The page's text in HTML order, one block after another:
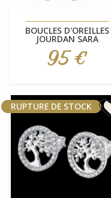
BOUCLES D'OREILLES
JOURDAN SARA
Prix
95 €
RUPTURE DE STOCK